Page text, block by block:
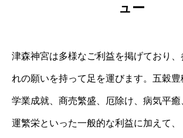
ュー
津森神宮は多様なご利益を掲げており
れの願いを持って足を運びます。五穀豊
学業成就、商売繁盛、厄除け、病気平
運繁栄といった一般的な利益に加えて